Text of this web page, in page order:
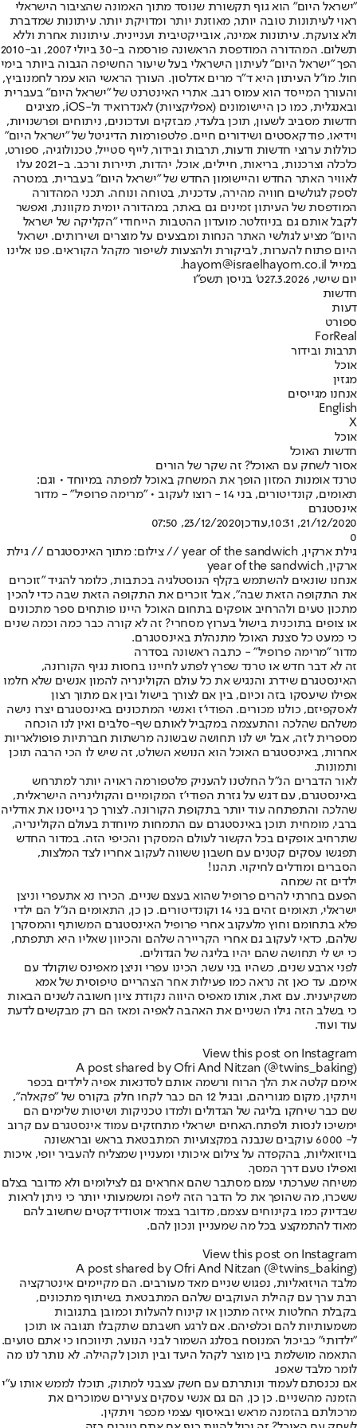
"ישראל היום" הוא גוף תקשורת שנוסד מתוך האמונה שהציבור הישראלי
ראוי לעיתונות טובה יותר, מאוזנת יותר ומדויקת יותר. עיתונות שמדברת
ולא צועקת. עיתונות אמינה, אובייקטיבית ועניינית. עיתונות אחרת וללא
תשלום. המהדורה המודפסת הראשונה פורסמה ב-30 ביולי 2007, וב-2010
הפך "ישראל היום" לעיתון הישראלי בעל שיעור החשיפה הגבוה ביותר בימי
חול. מו"ל העיתון היא ד"ר מרים אדלסון. העורך הראשי הוא עמר לחמנוביץ,
והעורך המייסד הוא עמוס רגב. אתרי האינטרנט של "ישראל היום" בעברית
ובאנגלית, כמו כן היישומונים (אפליקציות) לאנדרואיד ול-iOS, מציגים
חדשות מסביב לשעון, תוכן בלעדי, מבזקים ועדכונים, ניתוחים ופרשנויות,
וידיאו, פודקאסטים ושידורים חיים. פלטפורמות הדיגיטל של "ישראל היום"
כוללות ערוצי חדשות ודעות, תרבות ובידור, לייף סטייל, טכנולוגיה, ספורט,
כלכלה וצרכנות, בריאות, חיילים, אוכל, יהדות, תיירות ורכב. ב-2021 עלו
לאוויר האתר החדש והיישומון החדש של "ישראל היום" בעברית, במטרה
לספק לגולשים חוויה מהירה, עדכנית, בטוחה ונוחה. תכני המהדורה
המודפסת של העיתון זמינים גם באתר, במהדורה יומית מקוונת, ואפשר
לקבל אותם גם בניוזלטר. מועדון ההטבות הייחודי "הקליקה של ישראל
היום" מציע לגולשי האתר הנחות ומבצעים על מוצרים ושירותים. ישראל
היום פתוח להערות, לביקורת ולהצעות לשיפור מקהל הקוראים. פנו אלינו
במייל hayom@israelhayom.co.il.
יום שישי, 27.3.2026
ט' בניסן תשפ"ו
חדשות
דעות
ספורט
ForReal
תרבות ובידור
אוכל
מגזין
אנחנו מגייסים
English
X
אוכל
חדשות האוכל
אסור לשחק עם האוכל? זה שקר של הורים
טרנד אומנות המזון הופך את המשחק באוכל למפתה במיוחד • וגם:
תאומים, קונדיטורים, בני 14 - רוצו לעקוב • "מרימה פרופיל" - מדור
אינסטגרם
21/12/2020, 10:31
,עודכן23/12/2020, 07:50
0
גילת ארקין, year of the sandwich // צילום: מתוך האינסטגרם // גילת
ארקין, year of the sandwich
אנחנו שונאים להשתמש בקלף הנוסטלגיה בכתבות, כלומר להגיד "זוכרים
את התקופה הזאת שבה", אבל זוכרים את התקופה הזאת שבה כדי להכין
מתכון טעים ולהרחיב אופקים בתחום האוכל היינו פותחים ספר מתכונים
או צופים בתוכנית בישול בערוץ מסחרי? זה לא קורה כבר כמה וכמה שנים
כי כמעט כל סצנת האוכל מתנהלת באינסטגרם.
מדור "מרימה פרופיל" - כתבה ראשונה בסדרה
זה לא דבר חדש או טרנד שפרץ לפתע לחיינו בחסות נגיף הקורונה,
האינסטגרם שידרג והנגיש את כל עולם הקולינריה להמון אנשים שלא חלמו
אפילו שיעסקו בזה וכיום, בין אם לצורך בישול ובין אם מתוך רצון
לאסקפיזם, כולנו מכורים. הפודי'ז ואנשי המתכונים באינסטגרם יצרו נישה
משלהם שהלכה והתעצמה במקביל לאותם שף-סלבים ואין לנו הוכחה
מספרית לזה, אבל יש לנו תחושה שבשונה מרשתות חברתיות פופולאריות
אחרות, באינסטגרם האוכל הוא הנושא השולט, זה שיש לו הכי הרבה תוכן
ותמונות.
לאור הדברים הנ"ל החלטנו להעניק פלטפורמה ראויה יותר למתרחש
באינסטגרם, עם דגש על גזרת הפודי'ז המקומיים והקולינריה הישראלית,
שהלכה והתפתחה עוד יותר בתקופת הקורונה. לצורך כך גייסנו את אודליה
ברבי, מומחית תוכן באינסטגרם עם התמחות מיוחדת בעולם הקולינריה,
שתרחיב אופקים בכל הקשור לעולם המסקרן והכיפי הזה. במדור החדש
תפגשו עסקים קטנים עם חשבון ששווה לעקוב אחריו לצד המלצות,
הסברים ומודלים לחיקוי. תהנו!
ילדים זה שמחה
הפעם בחרתי להרים פרופיל שהוא בעצם שניים. הכירו נא אתעפרי וניצן
ישראלי
, תאומים זהים בני 14 וקונדיטורים. כן כן, התאומים הנ"ל הם ילדי
פלא בתחומם וחוץ מלעקוב אחרי פרופיל האינסטגרם המשותף והמסקרן
שלהם, כדאי לעקוב גם אחרי הקריירה שלהם והכיוון שאליו היא תתפתח,
כי יש לי תחושה שהם יהיו בליגה של הגדולים.
לפני ארבע שנים, כשהיו בני עשר, הכינו עפרי וניצן מאפינס שוקולד עם
אימם. עד כאן זה נראה כמו פעילות אחר הצהריים טיפוסית של אמא
משקיענית. עם זאת, אותו מאפיס היווה נקודת ציון חשובה לשנים הבאות
כי בשלב הזה גילו השניים את האהבה לאפיה ומאז הם רק מבקשים לדעת
עוד ועוד.
View this post on Instagram
A post shared by Ofri And Nitzan (@twins_baking)
אימם קלטה את הלך הרוח ורשמה אותם לסדנאות אפיה לילדים בכפר
ויתקין, מקום מגוריהם, ובגיל 12 הם כבר לקחו חלק בקורס של "פקאלה",
שם כבר שיחקו בליגה של הגדולים ולמדו טכניקות ושיטות שלימים הם
ימשיכו לנסות ולפתח.האחים ישראלי מתחזקים עמוד אינסטגרם עם קרוב
ל- 6000 עוקבים שנבנה במקצועיות המתבטאת בראש ובראשונה
בויזואליות, בהקפדה על צילום איכותי ומעניין שמצליח להעביר יופי, איכות
ואפילו טעם דרך המסך.
משיחה שערכתי עמם מסתבר שהם אחראים גם לצילומים ולא מדובר בצלם
ששכרו, מה שהופך את כל הדבר הזה ליפה ומשמעותי יותר כי ניתן לראות
שבדיוק כמו בקינוחים עצמם, מדובר בצמד אוטודידקטים שחשוב להם
מאוד להתמקצע בכל מה שמעניין ונכון להם.
View this post on Instagram
A post shared by Ofri And Nitzan (@twins_baking)
מלבד הויזואליות, נפגוש שניים מאד מעורבים. הם מקיימים אינטרקציה
רבת ערך עם קהילת העוקבים שלהם המתבטאת בשיתוף מתכונים,
בקבלת החלטות איזה מתכון או קינוח להעלות וכמובן בתגובות
משמעותיות להם וכלפיהם. אם לרגע חשבתם שתקבלו תגובה או תוכן
"ילדותי" כביכול המנוסח בסלנג השמור לבני הנוער, תיווכחו כי אתם טועים.
התאמה מושלמת בין מוצר לקהל היעד ובין תוכן לקהילה. לא נותר לנו מה
לומר מלבד שאפו.
אם נכנסתם לעמוד ונותרתם עם חשק עצבני למתוק, תוכלו לממש אותו ע"י
הזמנה מהשניים. כן כן, הם גם אנשי עסקים צעירים שמוכרים את
מרכולתם בהזמנה מראש ובאיסוף עצמי מכפר ויתקין.